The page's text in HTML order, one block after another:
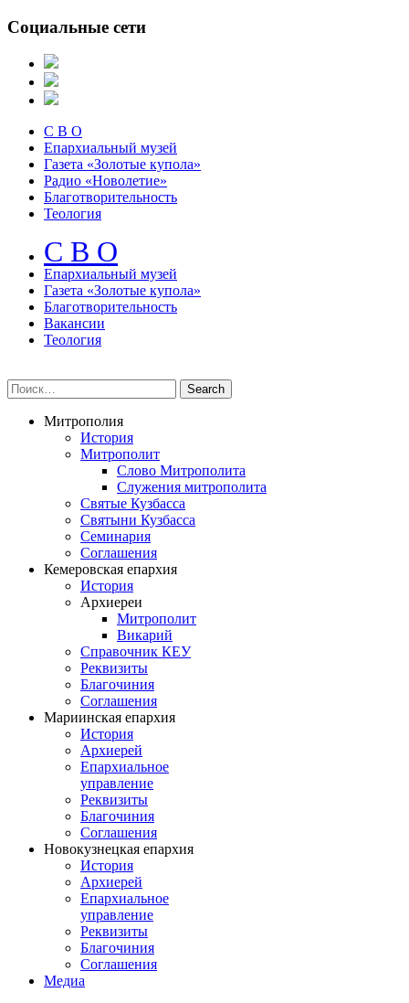
Социальные сети
С В О
Епархиальный музей
Газета «Золотые купола»
Радио «Новолетие»
Благотворительность
Теология
С В О
Епархиальный музeй
Газета «Золотые купола»
Благотворительность
Вакансии
Теология
Митрополия
История
Митрополит
Слово Митрополита
Служения митрополита
Святые Кузбасса
Святыни Кузбасса
Семинария
Соглашения
Кемеровская епархия
История
Архиереи
Митрополит
Викарий
Справочник КЕУ
Реквизиты
Благочиния
Соглашения
Мариинская епархия
История
Архиерей
Епархиальное
управление
Реквизиты
Благочиния
Соглашения
Новокузнецкая епархия
История
Архиерей
Епархиальное
управление
Реквизиты
Благочиния
Соглашения
Медиа